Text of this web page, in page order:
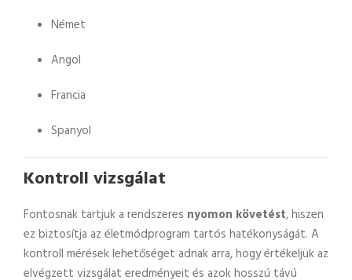
Német
Angol
Francia
Spanyol
Kontroll vizsgálat
Fontosnak tartjuk a rendszeres nyomon követést, hiszen
ez biztosítja az életmódprogram tartós hatékonyságát. A
kontroll mérések lehetőséget adnak arra, hogy értékeljük az
elvégzett vizsgálat eredményeit és azok hosszú távú